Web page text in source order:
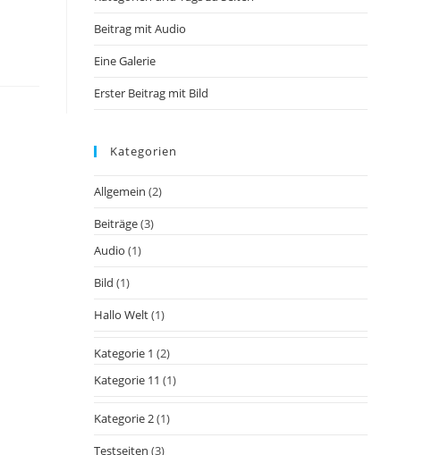
Beitrag mit Audio
Eine Galerie
Erster Beitrag mit Bild
Kategorien
Allgemein (2)
Beiträge(3)
Audio (1)
Bild (1)
Hallo Welt(1)
Kategorie 1 (2)
Kategorie 11 (1)
Kategorie 2(1)
Testseiten (3)